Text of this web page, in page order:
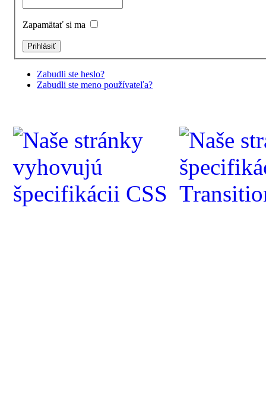
Zapamätať si ma
Zabudli ste heslo?
Zabudli ste meno používateľa?